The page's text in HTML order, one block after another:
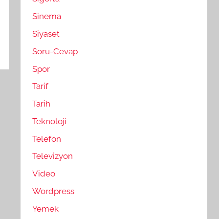
Sinema
Siyaset
Soru-Cevap
Spor
Tarif
Tarih
Teknoloji
Telefon
Televizyon
Video
Wordpress
Yemek